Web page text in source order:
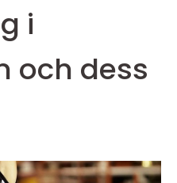
i
och dess